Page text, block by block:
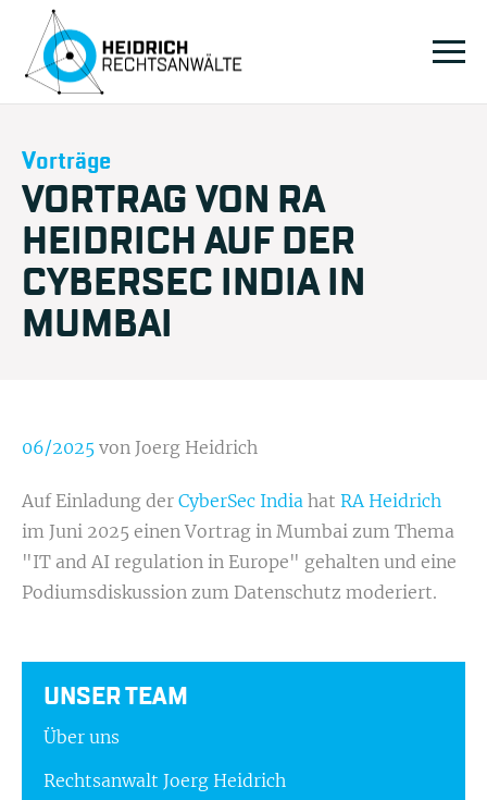
Vorträge
VORTRAG VON RA
HEIDRICH AUF DER
CYBERSEC INDIA IN
MUMBAI
06/2025 von Joerg Heidrich
Auf Einladung der CyberSec India hat RA Heidrich
im Juni 2025 einen Vortrag in Mumbai zum Thema
"IT and AI regulation in Europe" gehalten und eine
Podiumsdiskussion zum Datenschutz moderiert.
UNSER TEAM
Über uns
Rechtsanwalt Joerg Heidrich